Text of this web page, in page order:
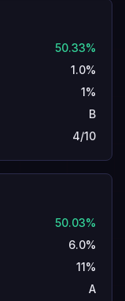
50.33%
1.0%
1%
B
4/10
50.03%
6.0%
11%
A